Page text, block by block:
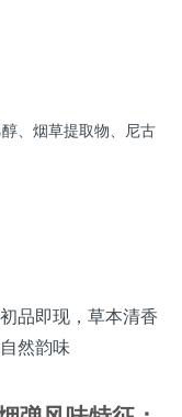
、烟草提取物、尼古
品即现，草本清香
然韵味